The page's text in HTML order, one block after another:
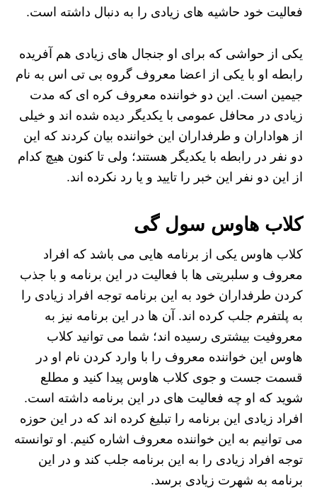
فعالیت خود حاشیه‌ های زیادی را به دنبال داشته است.
یکی از حواشی که برای او جنجال های زیادی هم آفریده
رابطه او با یکی از اعضا معروف گروه بی تی اس به نام
جیمین است. این دو خواننده معروف کره ای که مدت
زیادی در محافل عمومی با یکدیگر دیده شده اند و خیلی
از هواداران و طرفداران این خواننده بیان کردند که این
دو نفر در رابطه با یکدیگر هستند؛ ولی تا کنون هیچ کدام
از این دو نفر این خبر را تایید و یا رد نکرده اند.
کلاب هاوس سول گی
کلاب هاوس یکی از برنامه هایی می باشد که افراد
معروف و سلبریتی ها با فعالیت در این برنامه و با جذب
کردن طرفداران خود به این برنامه توجه افراد زیادی را
به پلتفرم جلب کرده اند. آن ها در این برنامه نیز به
معروفیت بیشتری رسیده اند؛ شما می توانید کلاب
هاوس این خواننده معروف را با وارد کردن نام او در
قسمت جست و جوی کلاب هاوس پیدا کنید و مطلع
شوید که او چه فعالیت های در این برنامه داشته است.
افراد زیادی این برنامه را تبلیغ کرده‌ اند که در این حوزه
می‌ توانیم به این خواننده معروف اشاره کنیم. او توانسته
توجه افراد زیادی را به این برنامه جلب کند و در این
برنامه به شهرت زیادی برسد.